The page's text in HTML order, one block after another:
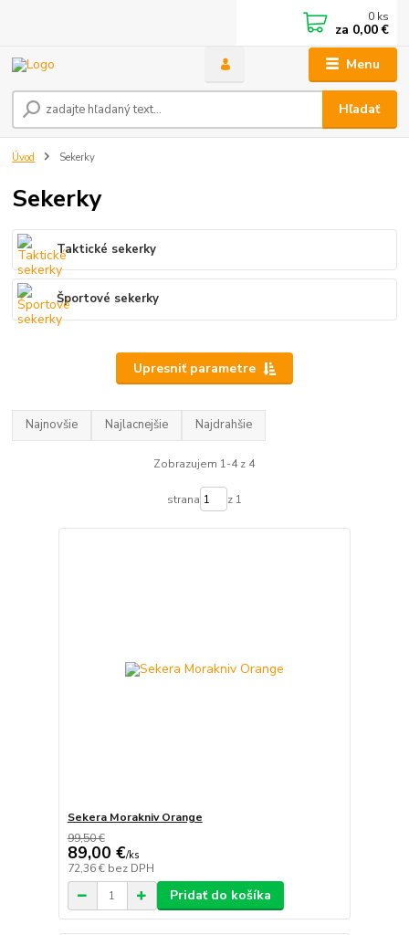
Menu
Hľadať
0 ks
za 0,00 €
Úvod Sekerky
Sekerky
Taktické sekerky
Športové sekerky
Upresniť parametre
Najnovšie Najlacnejšie Najdrahšie
Zobrazujem 1-4 z 4
strana z 1
Sekera Morakniv Orange
99,50 €
89,00 €/ks
72,36 € bez DPH
Pridať do košíka